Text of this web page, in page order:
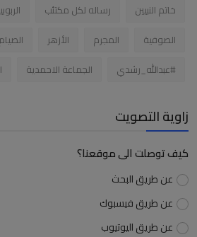
خاتم النبيين
رساله لكل مكتئب
الصوفية
المجرم الأزهر
#عبدالله_رشدي
الجماعة الاحمدية
زاوية التصويت
كيف توصلت الى موقعنا؟
عن طريق البحث
عن طريق فيسبوك
عن طريق اليوتيوب